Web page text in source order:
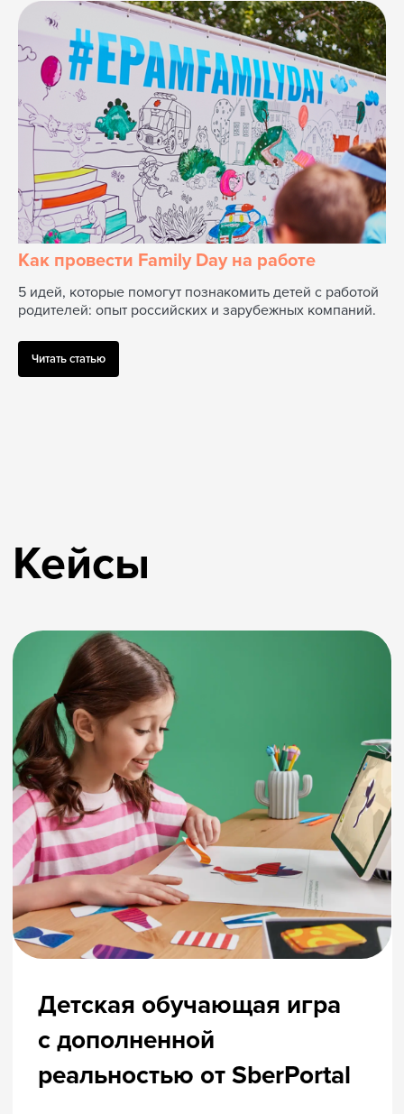
Как провести Family Day на работе
5 идей, которые помогут познакомить детей с работой
родителей: опыт российских и зарубежных компаний.
Читать статью
Семейная обучающая
настолка «Большое чайное
путешествие»
Компания «Орими» вместе с «Бандой
умников» разработала для своих клиентов
и их детей уникальную игру, в которой нужно
не соревноваться, а помогать друг другу. Она
объединяет всю семью и сближает
покупателей с брендом.
Смотреть кейс
Развивающие раскраски
в пиццерии
В Додо Пицце детям дарят раскраски
с тематическими заданиями. Пока
взрослые общаются, дети с пользой
проводят время. В выигрыше все,
особенно пиццерия: ведь довольные
Смотреть кейс
Если вы хотите развивать kids-
friendly политику, но не знаете
Вступить в
Лигу kids-
friendly